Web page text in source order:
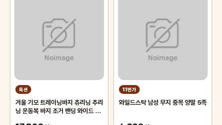
옥션
겨울 기모 트레이닝바지 츄리닝 추리
닝 운동복 바지 조거 밴딩 와이드 팬
11번가
와일드스탁 남성 무지 중목 양말 5족